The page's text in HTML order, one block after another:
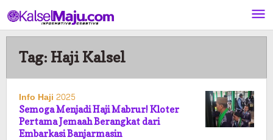
ke
konten
Tag: Haji Kalsel
Info Haji 2025
Semoga Menjadi Haji Mabrur! Kloter
Pertama Jemaah Berangkat dari
Embarkasi Banjarmasin